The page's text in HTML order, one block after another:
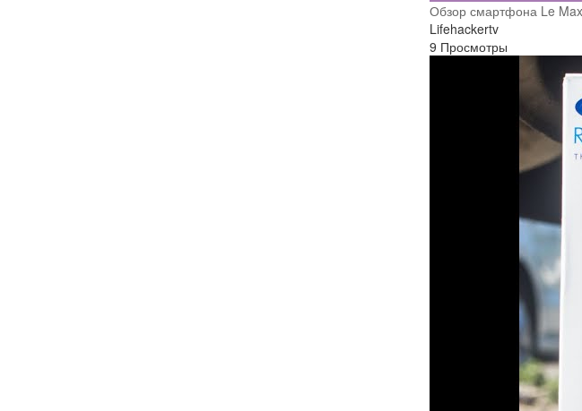
Обзор смартфона Le
Lifehackertv
9 Просмотры